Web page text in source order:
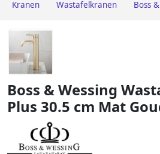
Kranen Wastafelkranen Boss
Boss & Wessing
Plus 30.5 cm Mat